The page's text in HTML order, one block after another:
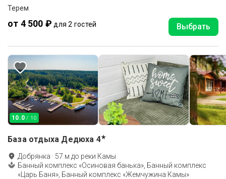
Терем
от 4 500 ₽ для 2 гостей Выбрать
10.0 / 10
База отдыха Дедюха 4★
Добрянка · 57 м до реки Камы
Банный комплекс «Осиновая банька», Банный комплекс
«Царь Баня», Банный комплекс «Жемчужина Камы»